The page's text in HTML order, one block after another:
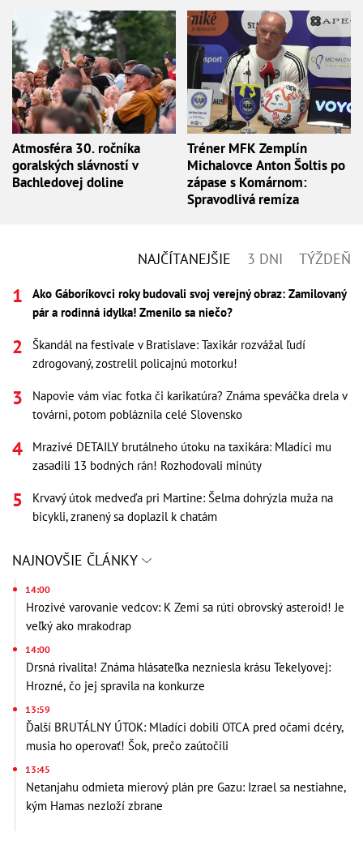
Atmosféra 30. ročníka
goralských slávností v
Bachledovej doline
Tréner MFK Zemplín
Michalovce Anton Šoltis po
zápase s Komárnom:
Spravodlivá remíza
NAJČÍTANEJŠIE 3 DNI TÝŽDEŇ
Ako Gáboríkovci roky budovali svoj verejný obraz: Zamilovaný
pár a rodinná idylka! Zmenilo sa niečo?
Škandál na festivale v Bratislave: Taxikár rozvážal ľudí
zdrogovaný, zostrelil policajnú motorku!
Napovie vám viac fotka či karikatúra? Známa speváčka drela v
továrni, potom pobláznila celé Slovensko
Mrazivé DETAILY brutálneho útoku na taxikára: Mladíci mu
zasadili 13 bodných rán! Rozhodovali minúty
Krvavý útok medveďa pri Martine: Šelma dohrýzla muža na
bicykli, zranený sa doplazil k chatám
NAJNOVŠIE ČLÁNKY
14:00
Hrozivé varovanie vedcov: K Zemi sa rúti obrovský asteroid! Je
veľký ako mrakodrap
14:00
Drsná rivalita! Známa hlásateľka nezniesla krásu Tekelyovej:
Hrozné, čo jej spravila na konkurze
13:59
Ďalší BRUTÁLNY ÚTOK: Mladíci dobili OTCA pred očami dcéry,
musia ho operovať! Šok, prečo zaútočili
13:45
Netanjahu odmieta mierový plán pre Gazu: Izrael sa nestiahne,
kým Hamas nezloží zbrane